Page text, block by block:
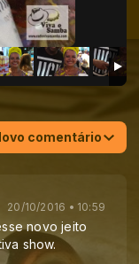
comentário
novo jeito
show.
20/10/2016 • 10:59